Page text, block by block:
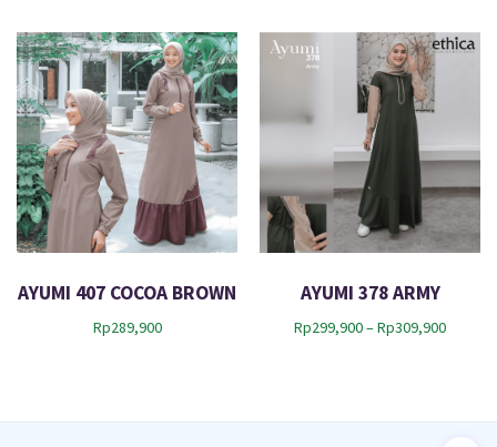
AYUMI 407 COCOA BROWN
Rp289,900
AYUMI 378 ARMY
Rp299,900–Rp309,900P